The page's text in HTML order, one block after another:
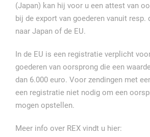
(Japan) kan hij voor u een attest van
bij de export van goederen vanuit resp.
naar Japan of de EU.
In de EU is een registratie verplicht
goederen van oorsprong die een
dan 6.000 euro. Voor zendingen met
een registratie niet nodig om een
mogen opstellen.
Meer info over REX vindt u hier: